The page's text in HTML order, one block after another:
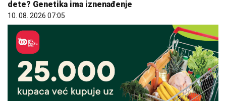
dete? Genetika ima iznenađenje
10. 08. 2026 07:05